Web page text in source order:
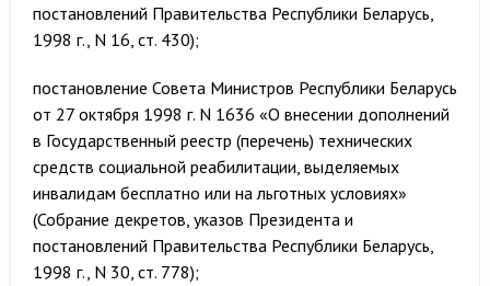
постановлений Правительства Республики Беларусь,
1998 г., N 16, ст. 430);
постановление Совета Министров Республики Беларусь
от 27 октября 1998 г. N 1636 «О внесении дополнений
в Государственный реестр (перечень) технических
средств социальной реабилитации, выделяемых
инвалидам бесплатно или на льготных условиях»
(Собрание декретов, указов Президента и
постановлений Правительства Республики Беларусь,
1998 г., N 30, ст. 778);